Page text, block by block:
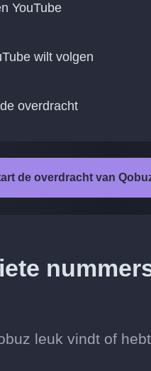
YouTube
wilt volgen
overdracht
de overdracht van
leuk vindt of